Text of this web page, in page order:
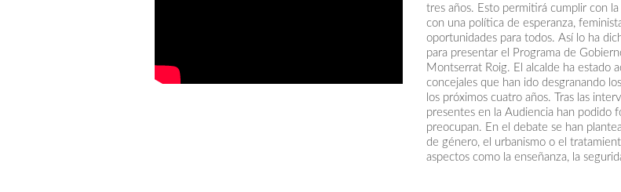
tres años. Esto permitirá cumplir con
con una política de esperanza,
oportunidades para todos. Así lo ha
para presentar el Programa de
Montserrat Roig. El alcalde ha estado
concejales que han ido desgranando
los próximos cuatro años. Tras las
presentes en la Audiencia han podido
preocupan. En el debate se han
de género, el urbanismo o el
aspectos como la enseñanza, la